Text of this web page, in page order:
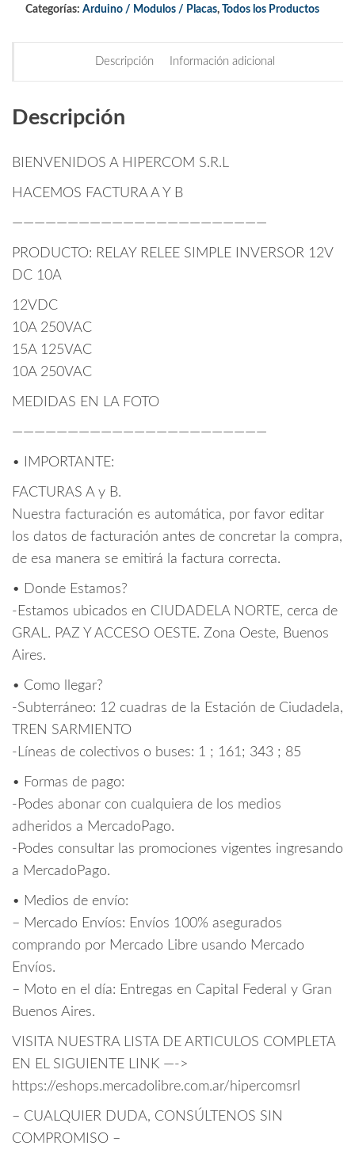
Categorías: Arduino / Modulos / Placas, Todos los Productos
Descripción Información adicional
Descripción
BIENVENIDOS A HIPERCOM S.R.L
HACEMOS FACTURA A Y B
———————————————————————
PRODUCTO: RELAY RELEE SIMPLE INVERSOR 12V
DC 10A
12VDC
10A 250VAC
15A 125VAC
10A 250VAC
MEDIDAS EN LA FOTO
———————————————————————
• IMPORTANTE:
FACTURAS A y B.
Nuestra facturación es automática, por favor editar
los datos de facturación antes de concretar la compra,
de esa manera se emitirá la factura correcta.
• Donde Estamos?
-Estamos ubicados en CIUDADELA NORTE, cerca de
GRAL. PAZ Y ACCESO OESTE. Zona Oeste, Buenos
Aires.
• Como llegar?
-Subterráneo: 12 cuadras de la Estación de Ciudadela,
TREN SARMIENTO
-Líneas de colectivos o buses: 1 ; 161; 343 ; 85
• Formas de pago:
-Podes abonar con cualquiera de los medios
adheridos a MercadoPago.
-Podes consultar las promociones vigentes ingresando
a MercadoPago.
• Medios de envío:
– Mercado Envíos: Envíos 100% asegurados
comprando por Mercado Libre usando Mercado
Envíos.
– Moto en el día: Entregas en Capital Federal y Gran
Buenos Aires.
VISITA NUESTRA LISTA DE ARTICULOS COMPLETA
EN EL SIGUIENTE LINK —->
https://eshops.mercadolibre.com.ar/hipercomsrl
– CUALQUIER DUDA, CONSÚLTENOS SIN
COMPROMISO –